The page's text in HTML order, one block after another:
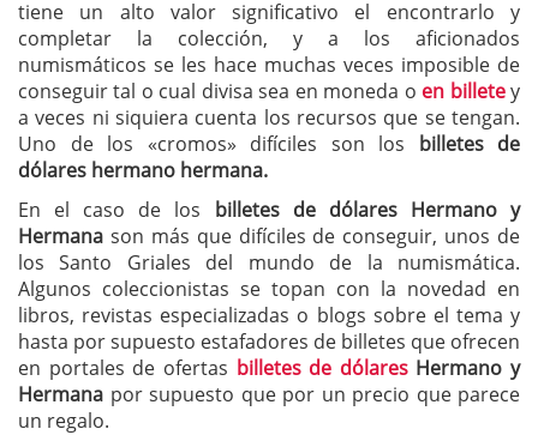
tiene un alto valor significativo el encontrarlo y
completar la colección, y a los aficionados
numismáticos se les hace muchas veces imposible de
conseguir tal o cual divisa sea en moneda o en billetey
a veces ni siquiera cuenta los recursos que se tengan.
Uno de los «cromos» difíciles son los billetes de
dólares hermano hermana.
En el caso de los billetes de dólares Hermano y
Hermana son más que difíciles de conseguir, unos de
los Santo Griales del mundo de la numismática.
Algunos coleccionistas se topan con la novedad en
libros, revistas especializadas o blogs sobre el tema y
hasta por supuesto estafadores de billetes que ofrecen
en portales de ofertas billetes de dólaresHermano y
Hermana por supuesto que por un precio que parece
un regalo.